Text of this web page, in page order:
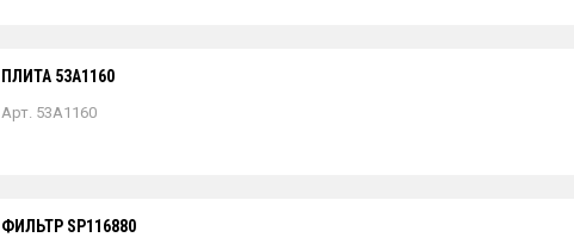
ПЛИТА 53A1160
Арт. 53A1160
ФИЛЬТР SP116880